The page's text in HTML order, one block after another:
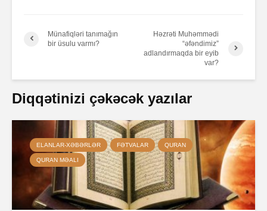
Münafiqləri tanımağın
bir üsulu varmı?
Həzrəti Muhəmmədi
“əfəndimiz”
adlandırmaqda bir eyib
var?
Diqqətinizi çəkəcək yazılar
ELANLAR-XƏBƏRLƏR FƏTVALAR QURAN
QURAN MƏALI